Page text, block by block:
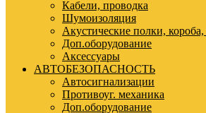
Кабели, проводка
Шумоизоляция
Акустические полки,
Доп.оборудование
Аксессуары
АВТОБЕЗОПАСНОСТЬ
Автосигнализации
Противоуг. механика
Доп.оборудование